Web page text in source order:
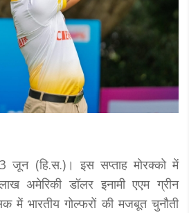
जून (हि.स.)। इस सप्ताह मोरक्को में
अमेरिकी डॉलर इनामी एएम ग्रीन
में भारतीय गोल्फरों की मजबूत चुनौती